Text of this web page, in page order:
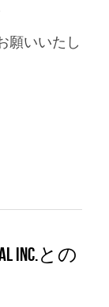
願いいたし
INC.との